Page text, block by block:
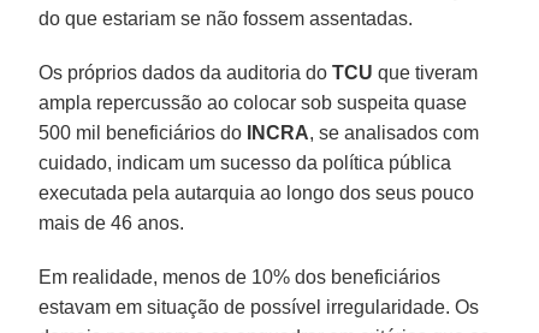
do que estariam se não fossem assentadas.
Os próprios dados da auditoria doTCU que tiveram
ampla repercussão ao colocar sob suspeita quase
500 mil beneficiários do
INCRA, se analisados com
cuidado, indicam um sucesso da política pública
executada pela autarquia ao longo dos seus pouco
mais de 46 anos.
Em realidade, menos de 10% dos beneficiários
estavam em situação de possível irregularidade. Os